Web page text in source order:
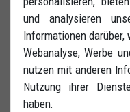
Lagerhaus: Solara di Bomporto
PEC:bastefsrl@lamiapec.it
Shop-Informationen
und analysieren
Informationen
Webanalyse, Werbe
nutzen mit anderen
Nutzung ihrer
haben.